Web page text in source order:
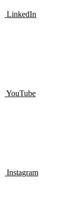
LinkedIn
YouTube
Instagram